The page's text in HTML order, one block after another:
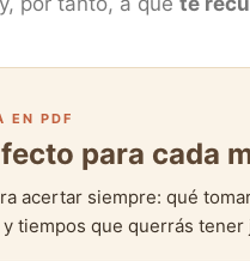
EN PDF
para cada
acertar siempre: qué
tiempos que querrás tener